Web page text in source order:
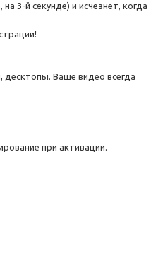
3-й секунде) и исчезнет, когда
Ваше видео всегда
при активации.